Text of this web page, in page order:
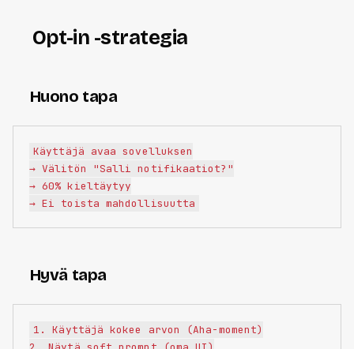
Opt-in -strategia
Huono tapa
Käyttäjä avaa sovelluksen
→ Välitön "Salli notifikaatiot?"
→ 60% kieltäytyy
Hyvä tapa
1. Käyttäjä kokee arvon (Aha-moment)